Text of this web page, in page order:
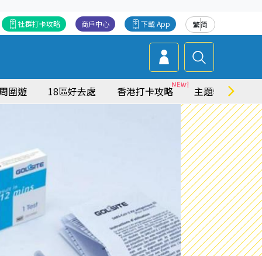
繁简
下載 App
商戶中心
社群打卡攻略
圍遊 18區好去處 香港打卡攻略 主題特集